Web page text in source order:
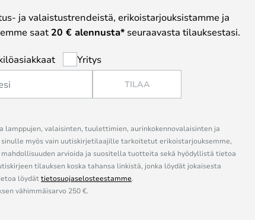
ja valaistustrendeistä, erikoistarjouksistamme ja
saat 20 € alennusta* seuraavasta tilauksestasi.
Yritys
TILAA
valaisinten, tuulettimien, aurinkokennovalaisinten ja
myös vain uutiskirjetilaajille tarkoitetut erikoistarjouksemme,
arvioida ja suositella tuotteita sekä hyödyllistä tietoa
tilauksen koska tahansa linkistä, jonka löydät jokaisesta
löydättietosuojaselosteestamme.
vähimmäisarvo 250 €.